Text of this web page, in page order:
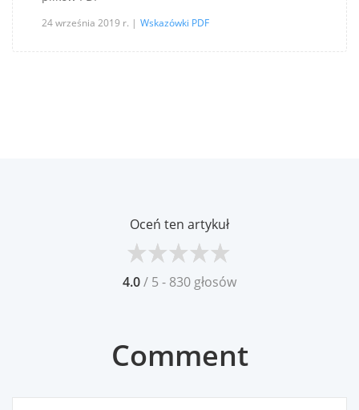
24 września 2019 r. Wskazówki PDF
Oceń ten artykuł
4.0/ 5 - 830 głosów
Comment